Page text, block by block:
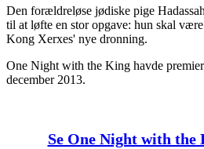
Den forældreløse jødiske pige
til at løfte en stor opgave: hun skal
Kong Xerxes' nye dronning.
One Night with the King havde
december 2013.
Se One Night with